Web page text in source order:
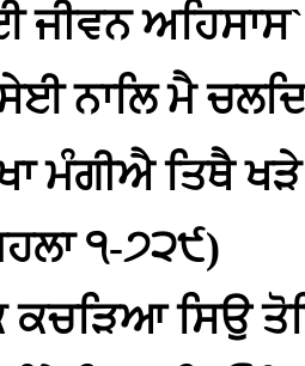
ਜੀਵਨ
ਨਾਲਿ ਮੈ
ਮੰਗੀਐ ਤਿਥੈ
੧-੭੨੯)
ਕਚੜਿਆ ਸਿਉ